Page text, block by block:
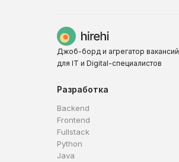
Джоб-борд и агрегатор вакансий
для IT и Digital-специалистов
Разработка
Backend
Frontend
Fullstack
Python
Java